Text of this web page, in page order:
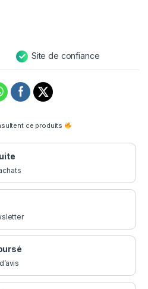
Site de confiance
ce produits